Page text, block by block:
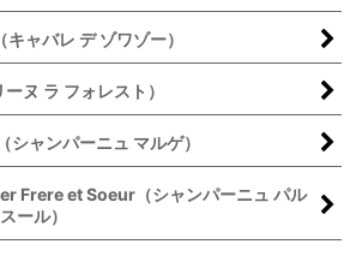
ャバレ デ ゾワゾー）
ヌ ラ フォレスト）
ャンパーニュ マルゲ）
Frere et Soeur（シャンパーニュ パル
ール）